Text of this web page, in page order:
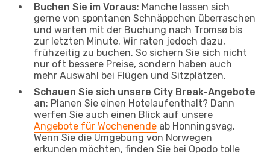
Buchen Sie im Voraus: Manche lassen sich
gerne von spontanen Schnäppchen überraschen
und warten mit der Buchung nach Tromsø bis
zur letzten Minute. Wir raten jedoch dazu,
frühzeitig zu buchen. So sichern Sie sich nicht
nur oft bessere Preise, sondern haben auch
mehr Auswahl bei Flügen und Sitzplätzen.
Schauen Sie sich unsere City Break-Angebote
an: Planen Sie einen Hotelaufenthalt? Dann
werfen Sie auch einen Blick auf unsere
Angebote für Wochenende ab Honningsvag.
Wenn Sie die Umgebung von Norwegen
erkunden möchten, finden Sie bei Opodo tolle